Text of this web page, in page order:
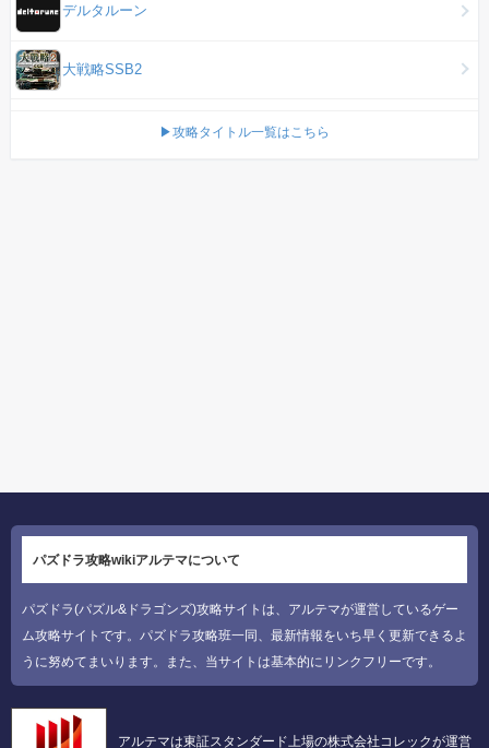
デルタルーン
大戦略SSB2
▶攻略タイトル一覧はこちら
パズドラ攻略wikiアルテマについて
パズドラ(パズル&ドラゴンズ)攻略サイトは、アルテマが運営しているゲー
ム攻略サイトです。パズドラ攻略班一同、最新情報をいち早く更新できるよ
うに努めてまいります。また、当サイトは基本的にリンクフリーです。
アルテマは東証スタンダード上場の株式会社コレックが運営